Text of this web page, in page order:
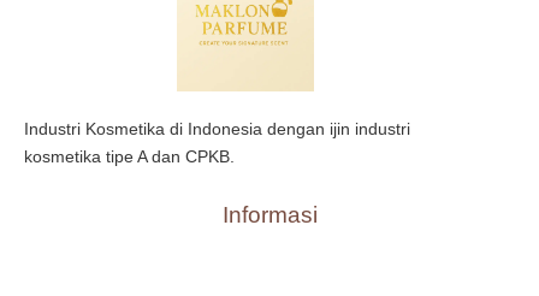
Industri Kosmetika di Indonesia dengan ijin industri
kosmetika tipe A dan CPKB.
Informasi